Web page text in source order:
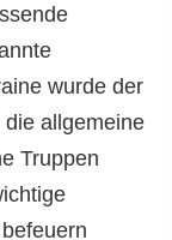
wurde der
allgemeine
Truppen